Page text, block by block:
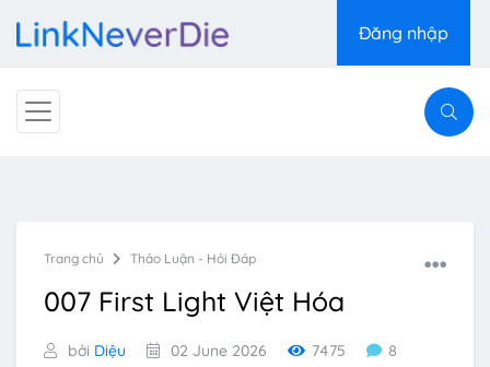
Đăng nhập
Trang chủ Thảo Luận - Hỏi Đáp
007 First Light Việt Hóa
bởi Diệu 02 June 2026 7475 8